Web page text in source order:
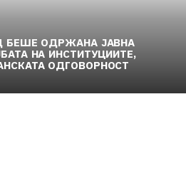
БЕШЕ ОДРЖАНА ЈАВНА
НА ИНСТИТУЦИИТЕ,
ОДГОВОРНОСТ